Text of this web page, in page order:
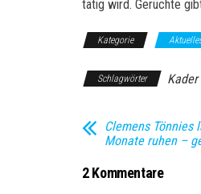
tätig wird. Gerüchte
Kategorie
Schlagwörter Kader
Clemens
Monate ruhen –
2 Kommentare